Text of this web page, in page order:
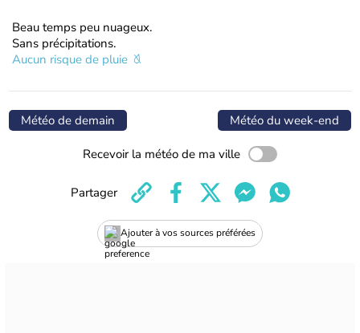
Beau temps peu nuageux.
Sans précipitations.
Aucun risque de pluie
Météo de demain Météo du week-end
Recevoir la météo de ma ville
Ajouter à vos sources préférées
Partager